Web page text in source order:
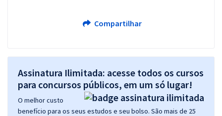
Compartilhar
Assinatura Ilimitada: acesse todos os cursos
para concursos públicos, em um só lugar!
O melhor custo
benefício para os seus estudos e seu bolso. São mais de 25